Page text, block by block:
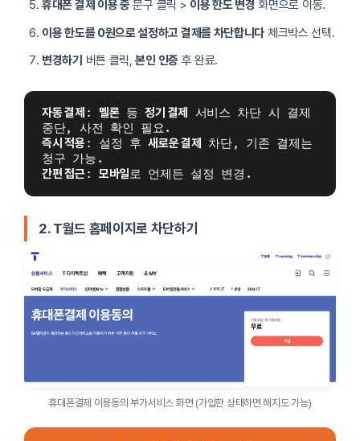
휴대폰 결제 이용 중문구 클릭 > 이용 한도 변경 화면으로 이동.
이용 한도를 0원으로 설정하고 결제를 차단합니다 체크박스 선택.
변경하기 버튼 클릭,본인 인증후 완료.
자동 결제 : 멜론 등 정기 결제
서비스 차단 시 결제
중단, 사전 확인 필요.
즉시 적용: 설정 후 새로운 결제
차단, 기존 결제는
청구 가능.
간편 접근: 모바일로 언제든 설정 변경.
2. T월드 홈페이지로 차단하기
휴대폰결제 이용동의 부가서비스 화면 (가입한 상태하면 해지도 가능)